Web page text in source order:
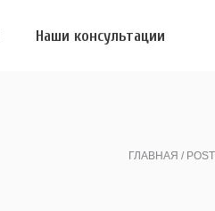
Наши консультации
ГЛАВНАЯ